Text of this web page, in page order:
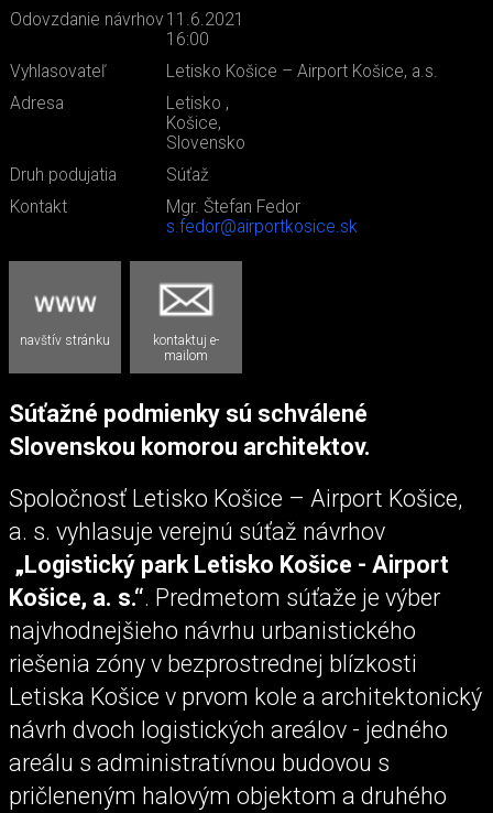
Odovzdanie návrhov 11.6.2021
16:00
Vyhlasovateľ
Letisko Košice – Airport Košice, a.s.
Adresa
Letisko ,
Košice,
Slovensko
Druh podujatia
Súťaž
Kontakt
Mgr. Štefan Fedor
s.fedor@airportkosice.sk
navštív stránku
kontaktuj e-
mailom
Súťažné podmienky sú schválené
Slovenskou komorou architektov.
Spoločnosť Letisko Košice – Airport Košice,
a. s. vyhlasuje verejnú súťaž návrhov
„Logistický park Letisko Košice - Airport
Košice, a. s.“. Predmetom súťaže je výber
najvhodnejšieho návrhu urbanistického
riešenia zóny v bezprostrednej blízkosti
Letiska Košice v prvom kole a architektonický
návrh dvoch logistických areálov - jedného
areálu s administratívnou budovou s
pričleneným halovým objektom a druhého